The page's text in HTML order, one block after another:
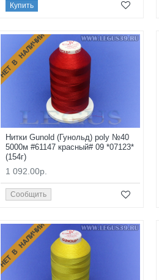
Купить
НЕТ В НАЛИЧИИ
Нитки Gunold (Гунольд) poly №40
5000м #61147 красный# 09 *07123*
(154г)
1 092.00р.
Сообщить
НЕТ В НАЛИЧИИ